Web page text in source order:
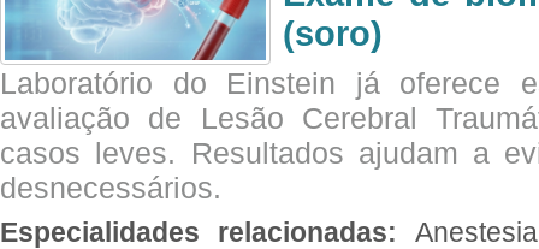
(soro)
Laboratório do Einstein já oferece
avaliação de Lesão Cerebral
casos leves. Resultados ajudam a
desnecessários.
Especialidades relacionadas: